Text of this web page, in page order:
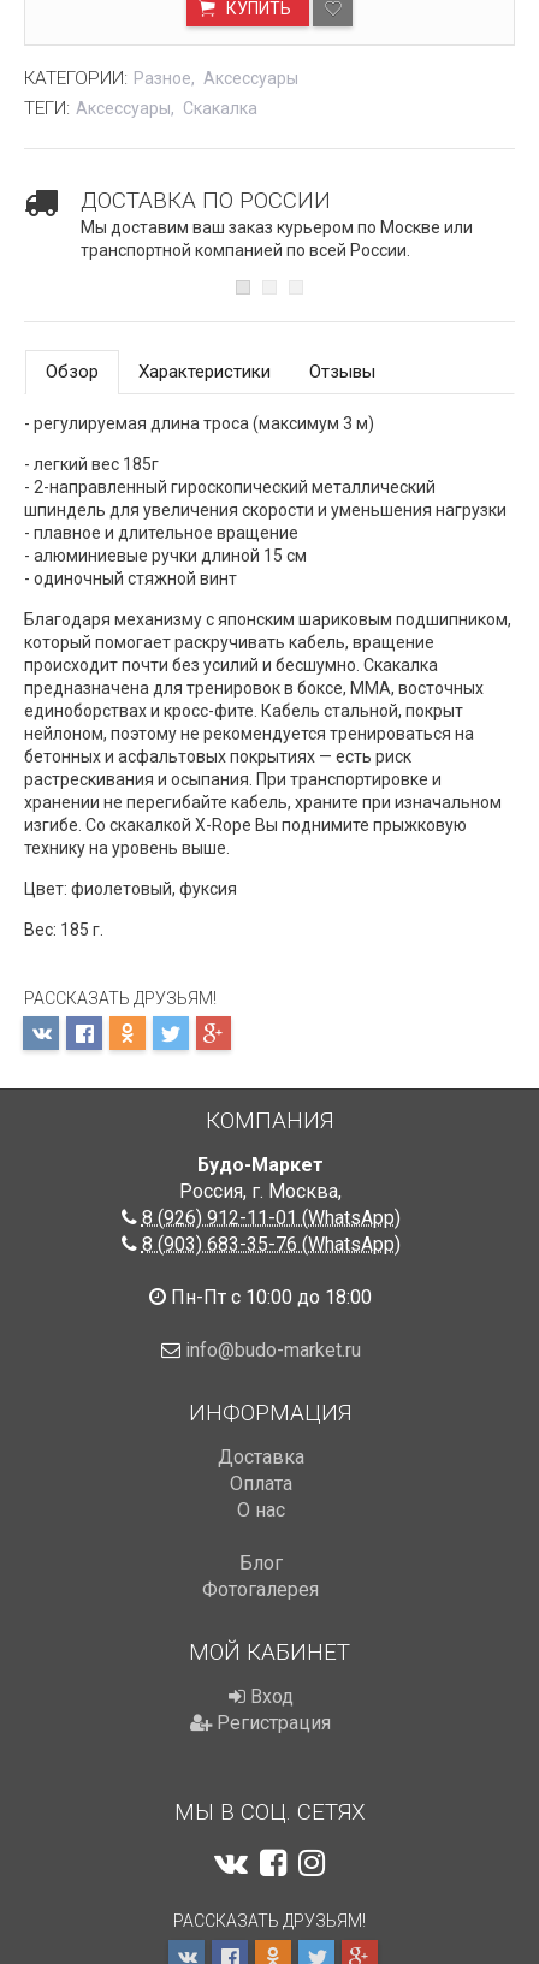
КУПИТЬ
КАТЕГОРИИ: Разное Аксессуары
ТЕГИ: Аксессуары Скакалка
ДОСТАВКА ПО РОССИИ
Мы доставим ваш заказ курьером по Москве или
транспортной компанией по всей России.
Обзор Характеристики Отзывы
- регулируемая длина троса (максимум 3 м)
- легкий вес 185г
- 2-направленный гироскопический металлический
шпиндель для увеличения скорости и уменьшения нагрузки
- плавное и длительное вращение
- алюминиевые ручки длиной 15 см
- одиночный стяжной винт
Благодаря механизму с японским шариковым подшипником,
который помогает раскручивать кабель, вращение
происходит почти без усилий и бесшумно. Скакалка
предназначена для тренировок в боксе, ММА, восточных
единоборствах и кросс-фите. Кабель стальной, покрыт
нейлоном, поэтому не рекомендуется тренироваться на
бетонных и асфальтовых покрытиях — есть риск
растрескивания и осыпания. При транспортировке и
хранении не перегибайте кабель, храните при изначальном
изгибе. Со скакалкой X-Rope Вы поднимите прыжковую
технику на уровень выше.
Цвет: фиолетовый, фуксия
Вес: 185 г.
РАССКАЗАТЬ ДРУЗЬЯМ!
КОМПАНИЯ
Будо-Маркет
Россия, г. Москва,
8 (926) 912-11-01 (WhatsApp)
8 (903) 683-35-76 (WhatsApp)
Пн-Пт с 10:00 до 18:00
info@budo-market.ru
ИНФОРМАЦИЯ
Доставка
Оплата
О нас
Блог
Фотогалерея
МОЙ КАБИНЕТ
Вход
Регистрация
МЫ В СОЦ. СЕТЯХ
РАССКАЗАТЬ ДРУЗЬЯМ!